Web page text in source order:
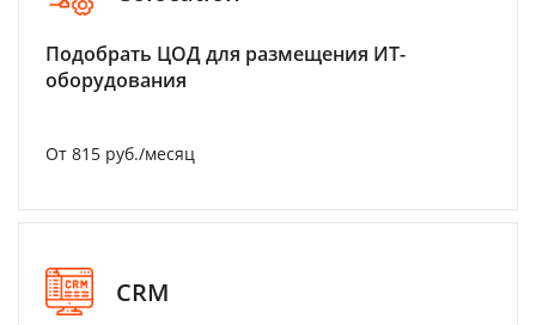
Подобрать ЦОД для размещения ИТ-
оборудования
От 815 руб./месяц
CRM